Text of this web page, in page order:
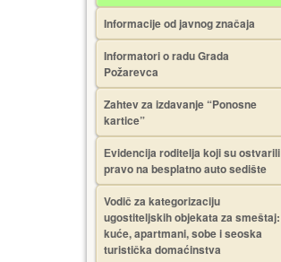
Informacije od javnog značaja
Informatori o radu Grada
Požarevca
Zahtev za izdavanje “Ponosne
kartice”
Еvidencija roditelja koji su ostvarili
pravo na besplatno auto sedište
Vodič za kategorizaciju
ugostiteljskih objekata za smeštaj:
kuće, apartmani, sobe i seoska
turistička domaćinstva